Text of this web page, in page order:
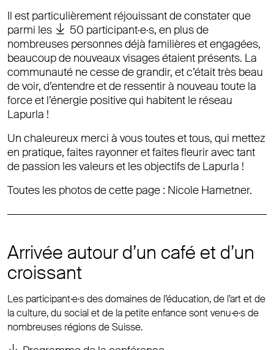
Il est particulièrement réjouissant de constater que
parmi les
50 participant·e·s, en plus de
nombreuses personnes déjà familières et engagées,
beaucoup de nouveaux visages étaient présents. La
communauté ne cesse de grandir, et c’était très beau
de voir, d’entendre et de ressentir à nouveau toute la
force et l’énergie positive qui habitent le réseau
Lapurla !
Un chaleureux merci à vous toutes et tous, qui mettez
en pratique, faites rayonner et faites fleurir avec tant
de passion les valeurs et les objectifs de Lapurla !
Toutes les photos de cette page : Nicole Hametner.
Arrivée autour d’un café et d’un
croissant
Les participant·e·s des domaines de l’éducation, de l’art et de
la culture, du social et de la petite enfance sont venu·e·s de
nombreuses régions de Suisse.